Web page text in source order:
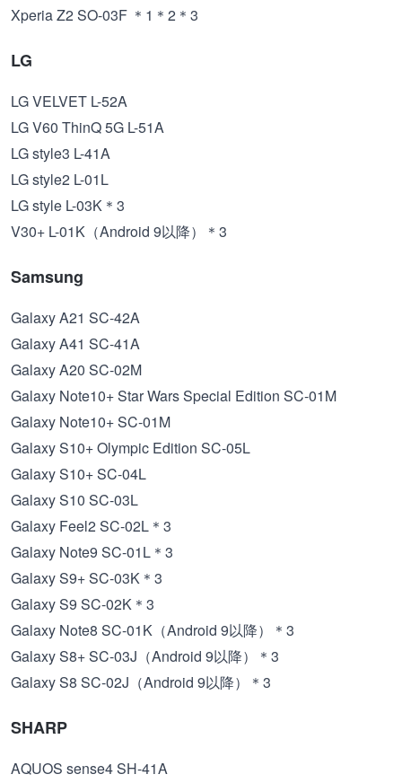
Xperia Z2 SO-03F ＊1＊2＊3
LG
LG VELVET L-52A
LG V60 ThinQ 5G L-51A
LG style3 L-41A
LG style2 L-01L
LG style L-03K＊3
V30+ L-01K（Android 9以降）＊3
Samsung
Galaxy A21 SC-42A
Galaxy A41 SC-41A
Galaxy A20 SC-02M
Galaxy Note10+ Star Wars Special Edition SC-01M
Galaxy Note10+ SC-01M
Galaxy S10+ Olympic Edition SC-05L
Galaxy S10+ SC-04L
Galaxy S10 SC-03L
Galaxy Feel2 SC-02L＊3
Galaxy Note9 SC-01L＊3
Galaxy S9+ SC-03K＊3
Galaxy S9 SC-02K＊3
Galaxy Note8 SC-01K（Android 9以降）＊3
Galaxy S8+ SC-03J（Android 9以降）＊3
Galaxy S8 SC-02J（Android 9以降）＊3
SHARP
AQUOS sense4 SH-41A